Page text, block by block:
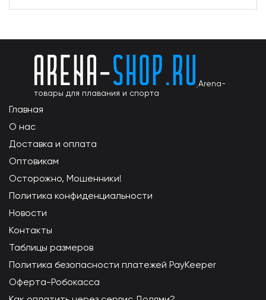
Arena-
товары для плавания и спорта
Главная
О нас
Доставка и оплата
Оптовикам
Осторожно, Мошенники!
Политика конфиденциальности
Новости
Контакты
Таблицы размеров
Политика безопасности платежей PayKeeper
Оферта-Робокасса